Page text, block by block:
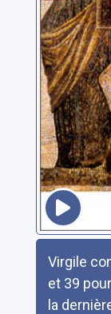
Virgile
et 39
la